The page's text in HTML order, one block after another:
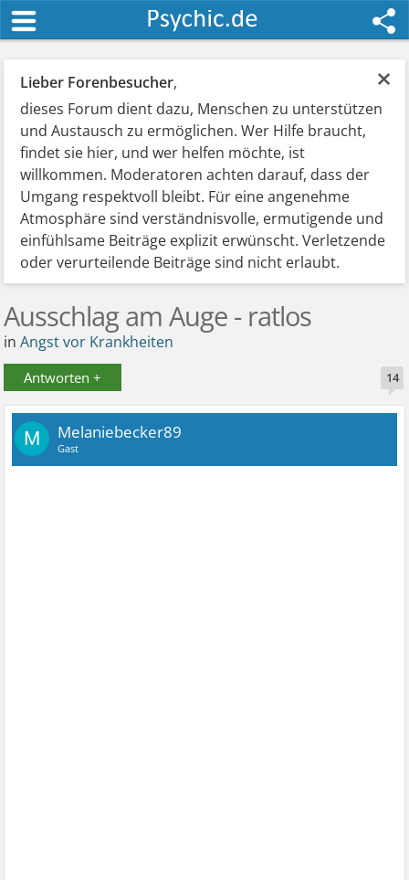
×
Lieber Forenbesucher,
dieses Forum dient dazu, Menschen zu unterstützen
und Austausch zu ermöglichen. Wer Hilfe braucht,
findet sie hier, und wer helfen möchte, ist
willkommen. Moderatoren achten darauf, dass der
Umgang respektvoll bleibt. Für eine angenehme
Atmosphäre sind verständnisvolle, ermutigende und
einfühlsame Beiträge explizit erwünscht. Verletzende
oder verurteilende Beiträge sind nicht erlaubt.
Ausschlag am Auge - ratlos
inAngst vor Krankheiten
Antworten + 14
M Melaniebecker89
Gast